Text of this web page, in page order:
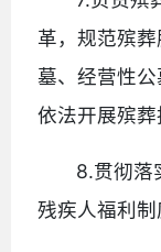
革，规范殡
墓、经营性
依法开展殡葬
8.贯彻落
残疾人福利制